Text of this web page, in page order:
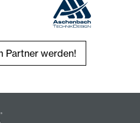
Partner werden!